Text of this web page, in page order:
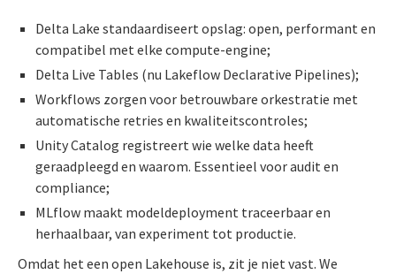
Delta Lake standaardiseert opslag: open, performant en
compatibel met elke compute-engine;
Delta Live Tables (nu Lakeflow Declarative Pipelines);
Workflows zorgen voor betrouwbare orkestratie met
automatische retries en kwaliteitscontroles;
Unity Catalog registreert wie welke data heeft
geraadpleegd en waarom. Essentieel voor audit en
compliance;
MLflow maakt modeldeployment traceerbaar en
herhaalbaar, van experiment tot productie.
Omdat het een open Lakehouse is, zit je niet vast. We